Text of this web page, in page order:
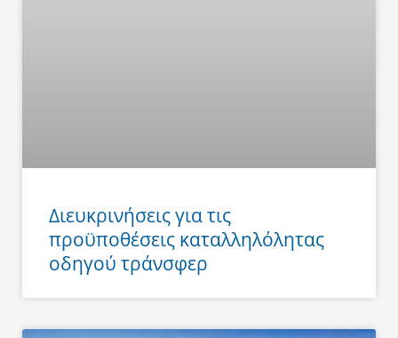
Διευκρινήσεις για τις
προϋποθέσεις καταλληλόλητας
οδηγού τράνσφερ